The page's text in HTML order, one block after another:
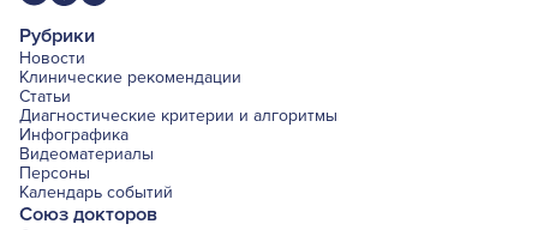
Рубрики
Новости
Клинические рекомендации
Статьи
Диагностические критерии и алгоритмы
Инфографика
Видеоматериалы
Персоны
Календарь событий
Союз докторов